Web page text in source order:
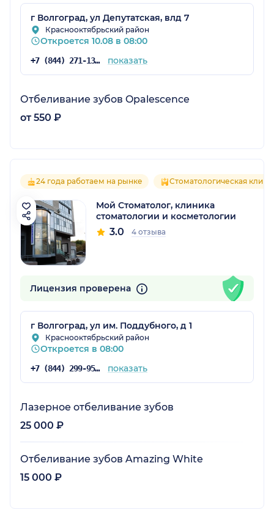
г Волгоград, ул Депутатская, влд 7
Краснооктябрьский район
Откроется 10.08 в 08:00
+7 (844) 271-13-88 показать
Отбеливание зубов Opalescence
от 550 ₽
24 года работаем на рынке Стоматологическая
Мой Стоматолог, клиника
стоматологии и косметологии
3.0 4 отзыва
Лицензия проверена
г Волгоград, ул им. Поддубного, д 1
Краснооктябрьский район
Откроется в 08:00
+7 (844) 299-95-05 показать
Лазерное отбеливание зубов
25 000 ₽
Отбеливание зубов Amazing White
15 000 ₽